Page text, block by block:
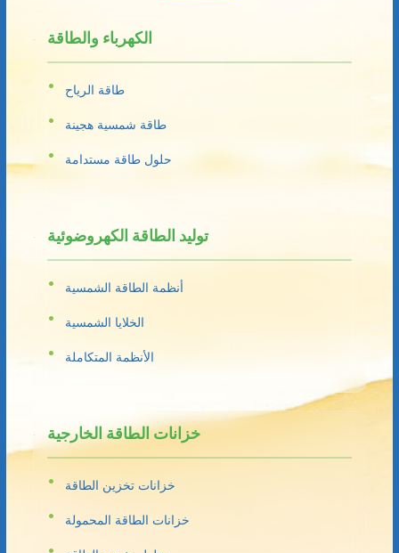
الكهرباء والطاقة
طاقة الرياح
طاقة شمسية هجينة
حلول طاقة مستدامة
توليد الطاقة الكهروضوئية
أنظمة الطاقة الشمسية
الخلايا الشمسية
الأنظمة المتكاملة
خزانات الطاقة الخارجية
خزانات تخزين الطاقة
خزانات الطاقة المحمولة